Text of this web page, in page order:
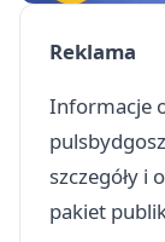
Reklama
Informacje
szczegóły i
pakiet